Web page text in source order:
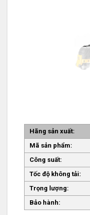
Hãng sản xuất:
Mã sản phẩm:
Công suất:
Tốc độ không tải:
Trọng lượng:
Bảo hành: